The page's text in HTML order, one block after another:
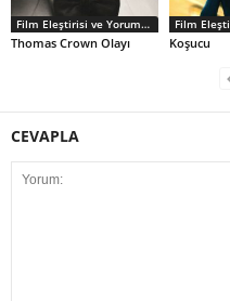
Film Eleştirisi ve Yorumlar
Thomas Crown Olayı Koşucu
CEVAPLA